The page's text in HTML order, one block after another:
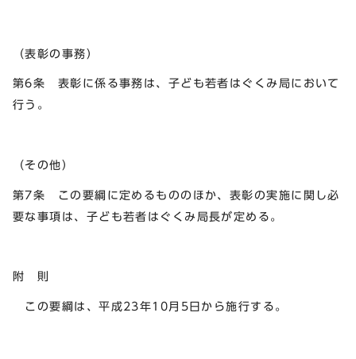
（表彰の事務）
第6条 表彰に係る事務は、子ども若者はぐくみ局において
行う。
（その他）
第7条 この要綱に定めるもののほか、表彰の実施に関し必
要な事項は、子ども若者はぐくみ局長が定める。
附 則
この要綱は、平成23年10月5日から施行する。